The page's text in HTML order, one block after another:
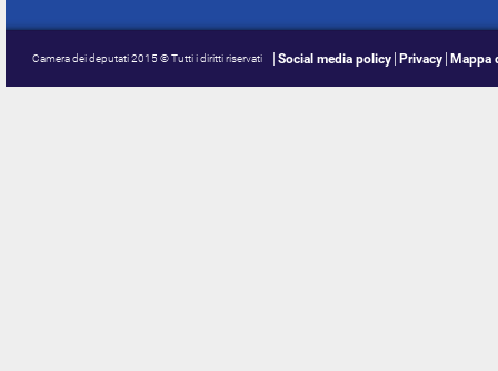
Camera dei deputati 2015 © Tutti i diritti riservati Social media policy Privacy Mappa